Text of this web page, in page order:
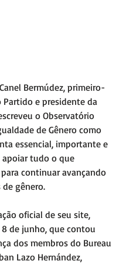
Bermúdez, primeiro-
Partido e presidente da
o Observatório
de Gênero como
essencial, importante e
tudo o que
continuar avançando
gênero.
oficial de seu site,
8 de junho, que contou
dos membros do Bureau
Lazo Hernández,